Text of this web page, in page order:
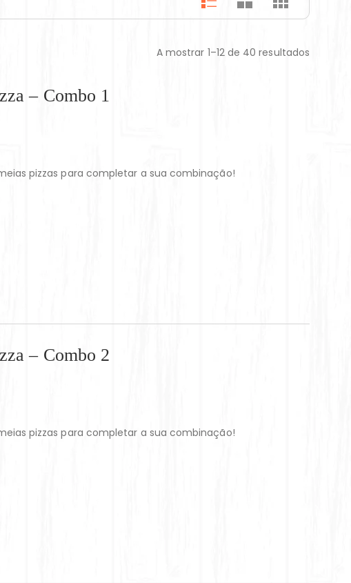
A mostrar 1–12 de 40 resultados
– Combo 1
pizzas para completar a sua combinação!
– Combo 2
pizzas para completar a sua combinação!